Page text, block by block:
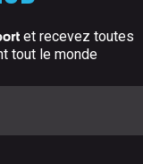
et recevez toutes
tout le monde